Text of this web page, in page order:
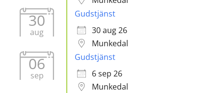
30
aug
Gudstjänst
30 aug 26
Munkedal
06
sep
Gudstjänst
6 sep 26
Munkedal